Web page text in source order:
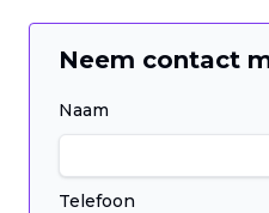
Neem contact
Naam
Telefoon